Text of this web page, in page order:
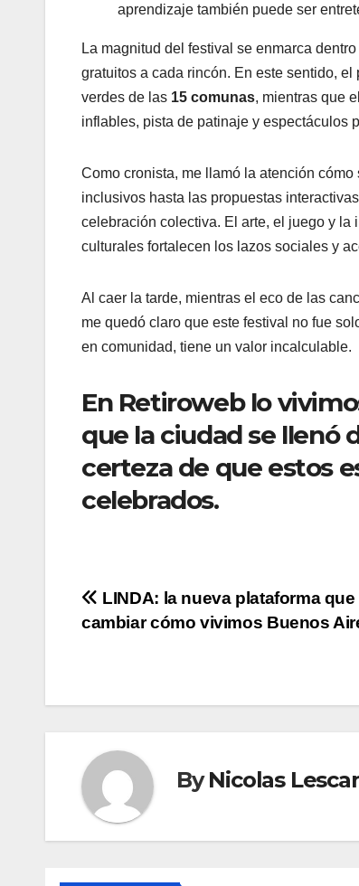
aprendizaje también puede ser
La magnitud del festival se enmarca
gratuitos a cada rincón. En este sentido, el
verdes de las 15 comunas, mientras que el
inflables, pista de patinaje y espectáculos
Como cronista, me llamó la atención
inclusivos hasta las propuestas
celebración colectiva. El arte, el juego y la
culturales fortalecen los lazos sociales y
Al caer la tarde, mientras el eco de las
me quedó claro que este festival no fue
en comunidad, tiene un valor incalculable.
En Retiroweb lo
que la ciudad se llenó
certeza de que estos
celebrados.
Navegación
LINDA: la nueva plataforma
cambiar cómo vivimos Buenos
ByNicolas